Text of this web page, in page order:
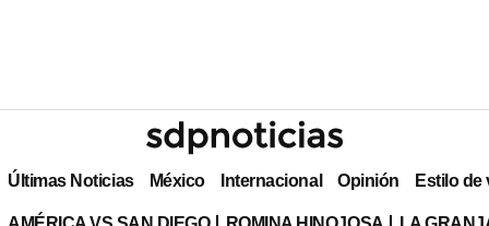
Últimas Noticias México Internacional Opinión Estilo de